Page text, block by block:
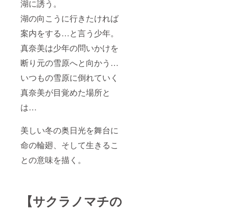
湖に誘う。
湖の向こうに行きたければ
案内をする…と言う少年。
真奈美は少年の問いかけを
断り元の雪原へと向かう…
いつもの雪原に倒れていく
真奈美が目覚めた場所と
は…
美しい冬の奥日光を舞台に
命の輪廻、そして生きるこ
との意味を描く。
【サクラノマチの